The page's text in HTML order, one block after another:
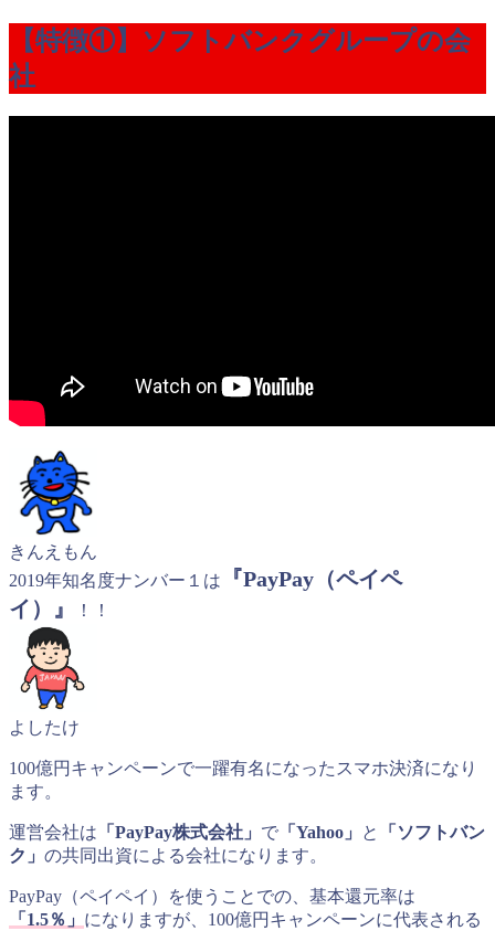
【特徴①】ソフトバンクグループの会
社
きんえもん
2019年知名度ナンバー１は
『PayPay（ペイペ
イ）』
！！
よしたけ
100億円キャンペーンで一躍有名になったスマホ決済になり
ます。
運営会社は 「PayPay株式会社」 で 「Yahoo」 と
「ソフトバン
ク」 の共同出資による会社になります。
PayPay（ペイペイ）を使うことでの、基本還元率は
「1.5％」 になりますが、100億円キャンペーンに代表される